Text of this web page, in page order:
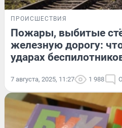
ПРОИСШЕСТВИЯ
Пожары, выбитые
железную дорогу:
ударах
7 августа, 2025, 11:27 1 988